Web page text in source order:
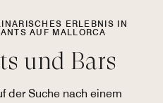
ERLEBNIS IN U
AUF MALLORCA
und Bars
der Suche nach einem